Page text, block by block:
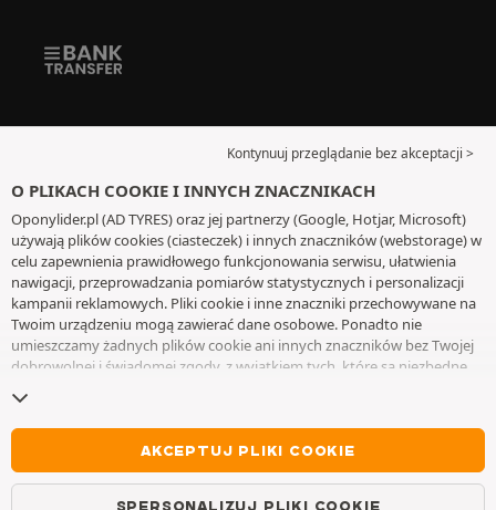
Kontynuuj przeglądanie bez akceptacji >
O PLIKACH COOKIE I INNYCH ZNACZNIKACH
Oponylider.pl (AD TYRES) oraz jej partnerzy (Google, Hotjar, Microsoft)
używają plików cookies (ciasteczek) i innych znaczników (webstorage) w
celu zapewnienia prawidłowego funkcjonowania serwisu, ułatwienia
nawigacji, przeprowadzania pomiarów statystycznych i personalizacji
kampanii reklamowych. Pliki cookie i inne znaczniki przechowywane na
Twoim urządzeniu mogą zawierać dane osobowe. Ponadto nie
umieszczamy żadnych plików cookie ani innych znaczników bez Twojej
dobrowolnej i świadomej zgody, z wyjątkiem tych, które są niezbędne
wycofać swoją zgodę w dowolnym momencie, przechodząc do
plikami cookie i innymi znacznikami. Możesz kontynuować przeglądanie
bez akceptowania plików cookie lub innych znaczników. Odmowa nie
wyklucza dostępu do usług AD TYRES. Aby uzyskać więcej informacji,
zapraszamy do odwiedzenia
AKCEPTUJ PLIKI COOKIE
SPERSONALIZUJ PLIKI COOKIE